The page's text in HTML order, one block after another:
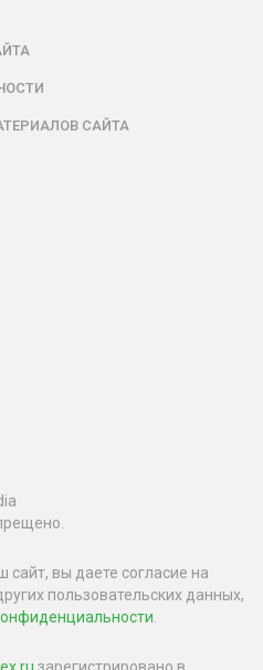
САЙТА
вы даете согласие на
пользовательских данных,
зарегистрировано в